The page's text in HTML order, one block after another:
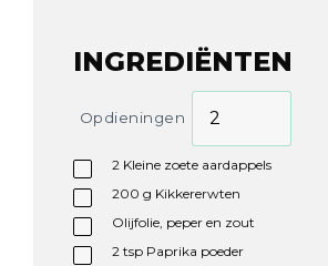
INGREDIËNTEN
Opdieningen
2 Kleine zoete aardappels
200 g Kikkererwten
Olijfolie, peper en zout
2 tspPaprika poeder